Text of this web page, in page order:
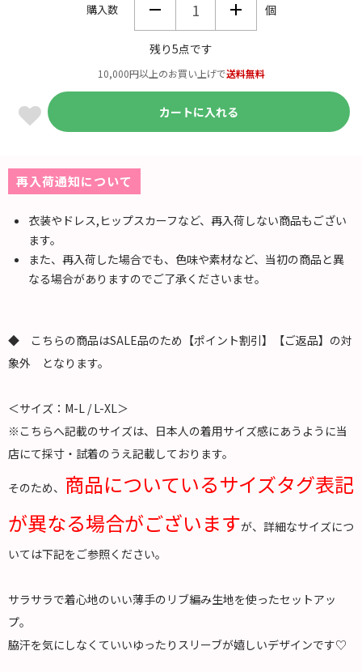
購入数 個
残り5点です
10,000円以上のお買い上げで送料無料
カートに入れる
再入荷通知について
衣装やドレス,ヒップスカーフなど、再入荷しない商品もござい
ます。
また、再入荷した場合でも、色味や素材など、当初の商品と異
なる場合がありますのでご了承くださいませ。
◆ こちらの商品はSALE品のため【ポイント割引】【ご返品】の対
象外 となります。
＜サイズ：M-L / L-XL＞
※こちらへ記載のサイズは、日本人の着用サイズ感にあうように当
店にて採寸・試着のうえ記載しております。
そのため、 商品についているサイズタグ表記
が異なる場合がございますが、詳細なサイズにつ
いては下記をご参照ください。
サラサラで着心地のいい薄手のリブ編み生地を使ったセットアッ
プ。
脇汗を気にしなくていいゆったりスリーブが嬉しいデザインです♡